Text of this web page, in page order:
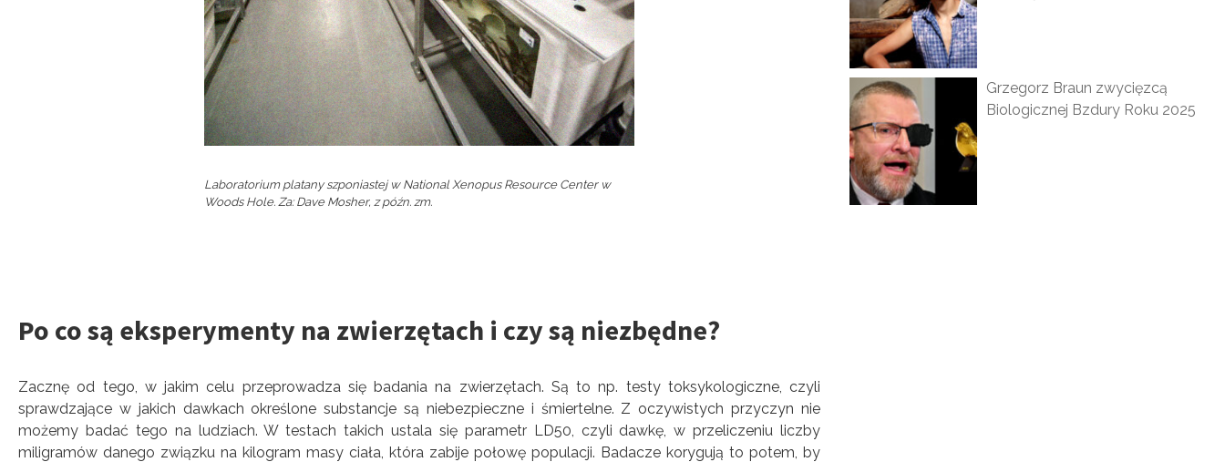
Laboratorium platany szponiastej w National Xenopus Resource Center w
Woods Hole. Za: Dave Mosher, z późn. zm.
Po co są eksperymenty na zwierzętach i czy są niezbędne?
Zacznę od tego, w jakim celu przeprowadza się badania na zwierzętach. Są to np. testy toksykologiczne, czyli
sprawdzające w jakich dawkach określone substancje są niebezpieczne i śmiertelne. Z oczywistych przyczyn nie
możemy badać tego na ludziach. W testach takich ustala się parametr LD50, czyli dawkę, w przeliczeniu liczby
miligramów danego związku na kilogram masy ciała, która zabije połowę populacji. Badacze korygują to potem, by
Grzegorz Braun zwycięzcą
Biologicznej Bzdury Roku 2025